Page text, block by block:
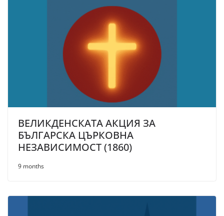
ВЕЛИКДЕНСКАТА АКЦИЯ ЗА
БЪЛГАРСКА ЦЪРКОВНА
НЕЗАВИСИМОСТ (1860)
9 months